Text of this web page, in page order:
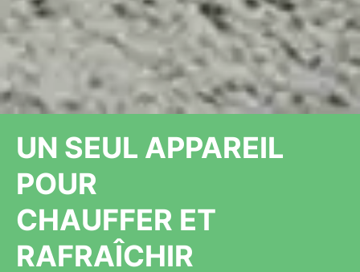
UN SEUL APPAREIL
POUR
CHAUFFER ET
RAFRAÎCHIR